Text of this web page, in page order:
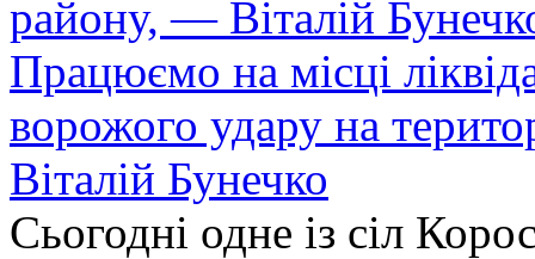
Працюємо на місці
ворожого удару на
Віталій Бунечко
Сьогодні одне із сіл